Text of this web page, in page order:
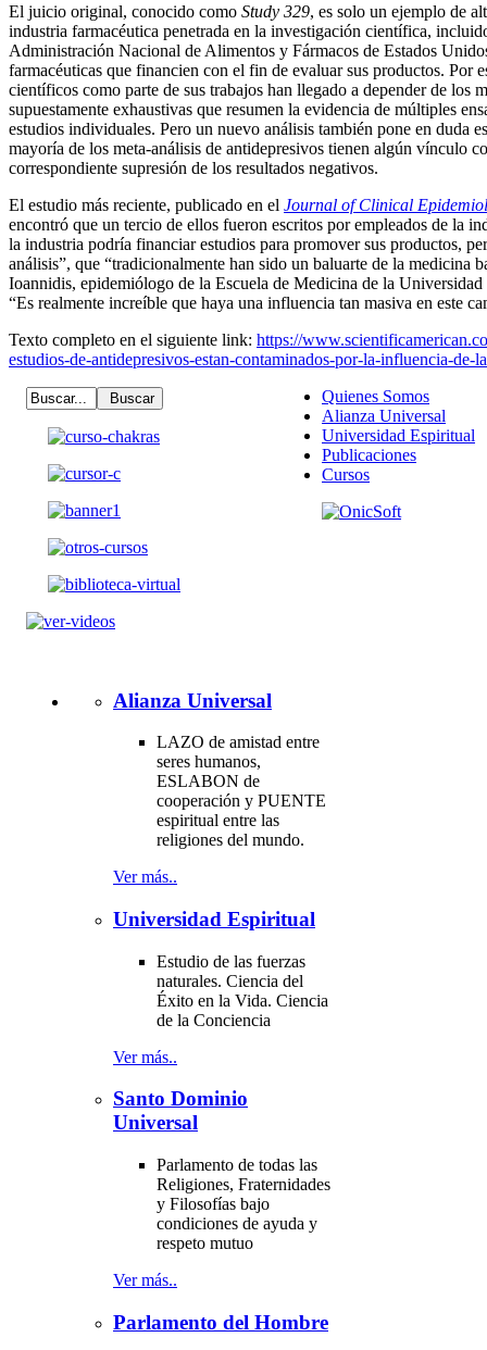
El juicio original, conocido como Study 329, es solo un ejemplo de
industria farmacéutica penetrada en la investigación científica,
Administración Nacional de Alimentos y Fármacos de Estados
farmacéuticas que financien con el fin de evaluar sus productos. Por
científicos como parte de sus trabajos han llegado a depender de los
supuestamente exhaustivas que resumen la evidencia de múltiples
estudios individuales. Pero un nuevo análisis también pone en duda
mayoría de los meta-análisis de antidepresivos tienen algún vínculo
correspondiente supresión de los resultados negativos.
El estudio más reciente, publicado en el Journal of Clinical
encontró que un tercio de ellos fueron escritos por empleados de la
la industria podría financiar estudios para promover sus productos,
análisis”, que “tradicionalmente han sido un baluarte de la medicina
Ioannidis, epidemiólogo de la Escuela de Medicina de la
“Es realmente increíble que haya una influencia tan masiva en este
Texto completo en el siguiente link: https://
estudios-de-antidepresivos-estan-contaminados-por-la-influencia-de-
Alianza Universal
LAZO de amistad entre
seres humanos,
ESLABON de
cooperación y PUENTE
espiritual entre las
religiones del mundo.
Ver más..
Universidad Espiritual
Estudio de las fuerzas
naturales. Ciencia del
Éxito en la Vida. Ciencia
de la Conciencia
Ver más..
Santo Dominio
Universal
Parlamento de todas las
Religiones, Fraternidades
y Filosofías bajo
condiciones de ayuda y
respeto mutuo
Ver más..
Parlamento del Hombre
Quienes Somos
Alianza Universal
Universidad Espiritual
Publicaciones
Cursos